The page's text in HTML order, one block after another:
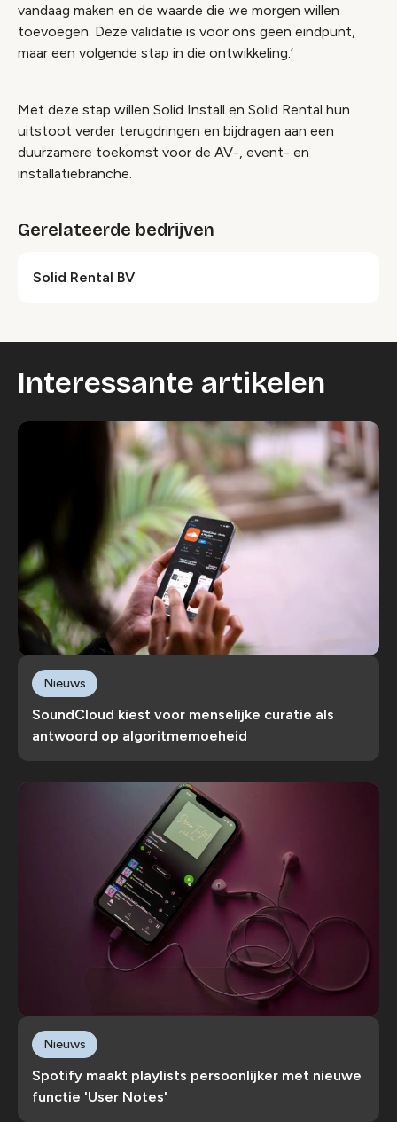
vandaag maken en de waarde die we morgen willen
toevoegen. Deze validatie is voor ons geen eindpunt,
maar een volgende stap in die ontwikkeling.’
Met deze stap willen Solid Install en Solid Rental hun
uitstoot verder terugdringen en bijdragen aan een
duurzamere toekomst voor de AV-, event- en
installatiebranche.
Gerelateerde bedrijven
Solid Rental BV
Interessante artikelen
SoundCloud kiest voor menselijke curatie als
antwoord op algoritmemoeheid
Nieuws
Spotify maakt playlists persoonlijker met nieuwe
functie 'User Notes'
Nieuws